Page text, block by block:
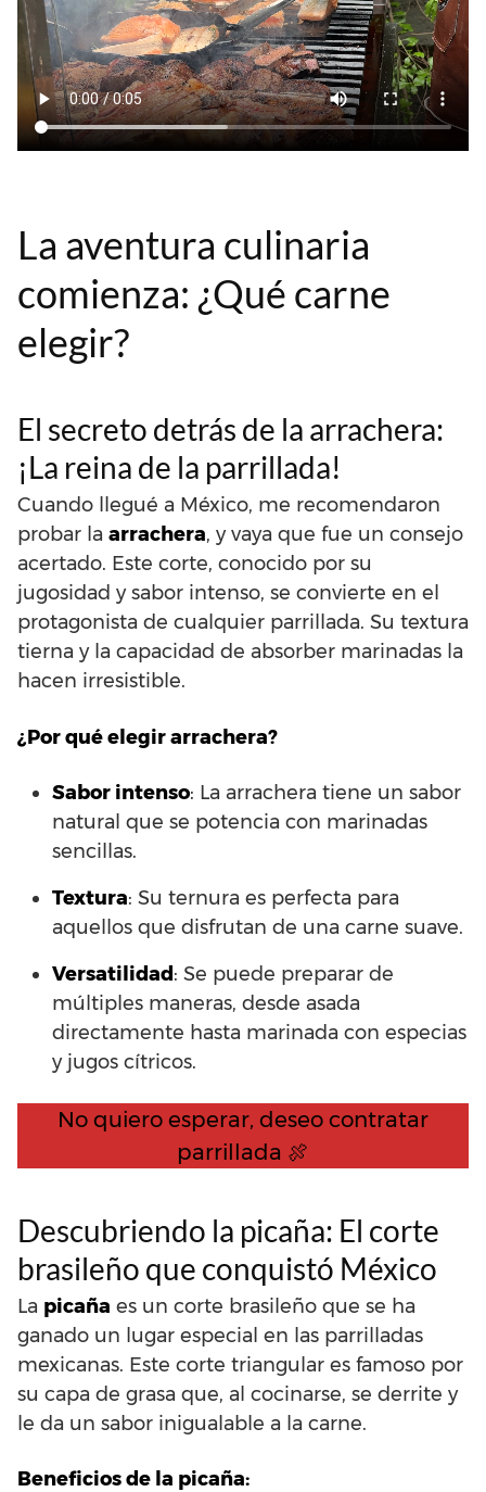
La aventura culinaria
comienza: ¿Qué carne
elegir?
El secreto detrás de la arrachera:
¡La reina de la parrillada!
Cuando llegué a México, me recomendaron
probar la arrachera, y vaya que fue un consejo
acertado. Este corte, conocido por su
jugosidad y sabor intenso, se convierte en el
protagonista de cualquier parrillada. Su textura
tierna y la capacidad de absorber marinadas la
hacen irresistible.
¿Por qué elegir arrachera?
Sabor intenso: La arrachera tiene un sabor
natural que se potencia con marinadas
sencillas.
Textura: Su ternura es perfecta para
aquellos que disfrutan de una carne suave.
Versatilidad : Se puede preparar de
múltiples maneras, desde asada
directamente hasta marinada con especias
y jugos cítricos.
No quiero esperar, deseo contratar
parrillada 🍖
Descubriendo la picaña: El corte
brasileño que conquistó México
La picaña es un corte brasileño que se ha
ganado un lugar especial en las parrilladas
mexicanas. Este corte triangular es famoso por
su capa de grasa que, al cocinarse, se derrite y
le da un sabor inigualable a la carne.
Beneficios de la picaña: